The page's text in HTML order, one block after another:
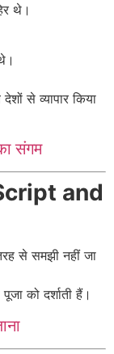
थे।
से व्यापार किया
संगम
Script and
से समझी नहीं जा
को दर्शाती हैं।